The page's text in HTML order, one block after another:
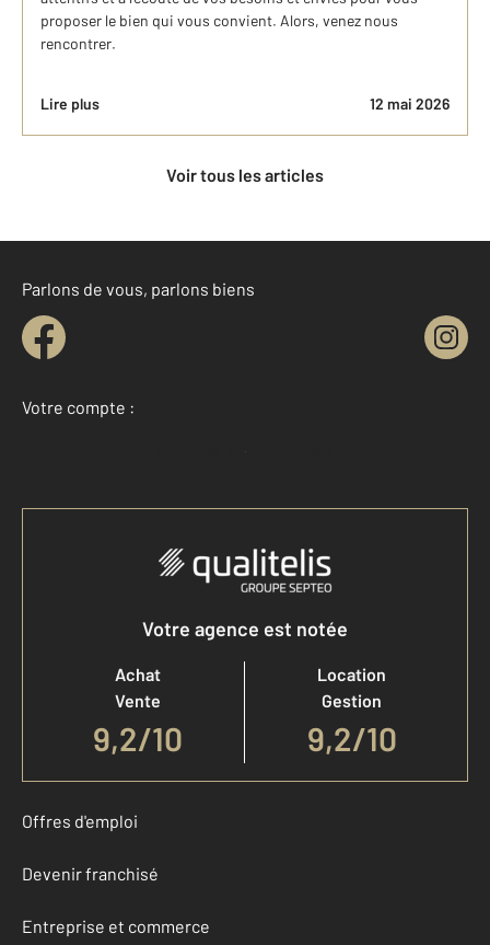
proposer le bien qui vous convient. Alors, venez nous
rencontrer.
Lire plus 12 mai 2026
Voir tous les articles
Parlons de vous, parlons biens
Votre compte :
Accéder à mon compte
Votre agence est notée
Achat
Vente
9,2/10
Location
Gestion
9,2/10
Offres d'emploi
Devenir franchisé
Entreprise et commerce